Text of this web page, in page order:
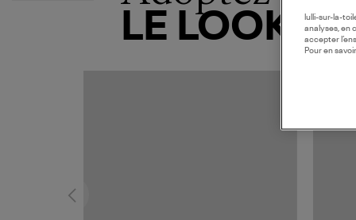
LE LOOK
lulli-sur-la-
analyses, en
accepter
Pour en